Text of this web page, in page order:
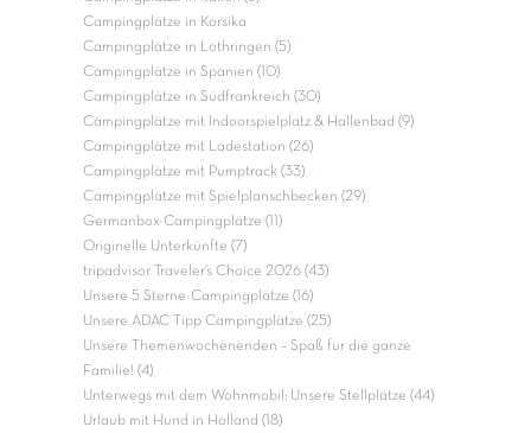
Campingplätze in Korsika
Campingplätze in Lothringen (5)
Campingplätze in Spanien (10)
Campingplätze in Südfrankreich (30)
Campingplätze mit Indoorspielplatz & Hallenbad (9)
Campingplätze mit Ladestation (26)
Campingplätze mit Pumptrack (33)
Campingplätze mit Spielplanschbecken (29)
Germanbox-Campingplätze (11)
Originelle Unterkünfte (7)
tripadvisor Traveler’s Choice 2026 (43)
Unsere 5 Sterne-Campingplätze (16)
Unsere ADAC Tipp Campingplätze (25)
Unsere Themenwochenenden – Spaß für die ganze
Familie! (4)
Unterwegs mit dem Wohnmobil: Unsere Stellplätze (44)
Urlaub mit Hund in Holland (18)